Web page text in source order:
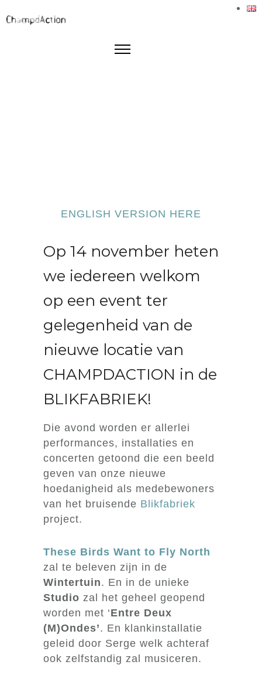
ENGLISH VERSION HERE
Op 14 november heten
we iedereen welkom
op een event ter
gelegenheid van de
nieuwe locatie van
CHAMPDACTION in de
BLIKFABRIEK!
Die avond worden er allerlei
performances, installaties en
concerten getoond die een beeld
geven van onze nieuwe
hoedanigheid als medebewoners
van het bruisende Blikfabriek
project.
These Birds Want to Fly North
zal te beleven zijn in de
Wintertuin. En in de unieke
Studio zal het geheel geopend
worden met ‘Entre Deux
(M)Ondes’. En klankinstallatie
geleid door Serge welk achteraf
ook zelfstandig zal musiceren.